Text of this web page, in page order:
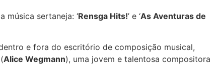
música sertaneja: ‘Rensga Hits!’ e ‘As Aventuras de
e fora do escritório de composição musical,
Alice Wegmann), uma jovem e talentosa compositora